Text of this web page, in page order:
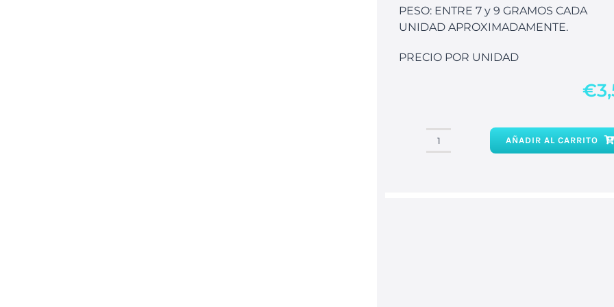
PESO: ENTRE 7 y 9 GRAMOS CADA
UNIDAD APROXIMADAMENTE.
PRECIO POR UNIDAD
€
Pirita
AÑADIR AL CARRITO